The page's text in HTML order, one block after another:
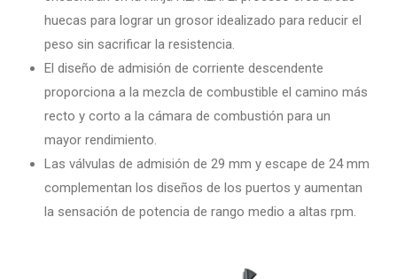
huecas para lograr un grosor idealizado para reducir el
peso sin sacrificar la resistencia.
El diseño de admisión de corriente descendente
proporciona a la mezcla de combustible el camino más
recto y corto a la cámara de combustión para un
mayor rendimiento.
Las válvulas de admisión de 29 mm y escape de 24 mm
complementan los diseños de los puertos y aumentan
la sensación de potencia de rango medio a altas rpm.